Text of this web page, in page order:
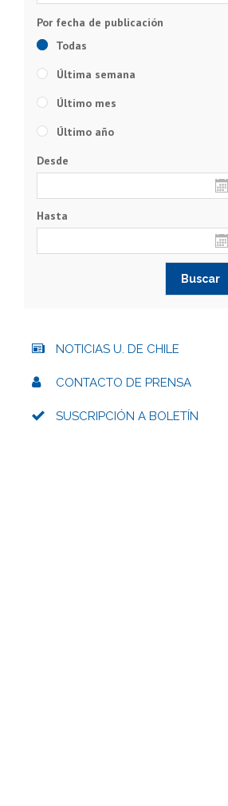
Todas
Última semana
Último mes
Último año
Desde
Hasta
NOTICIAS U. DE CHILE
CONTACTO DE PRENSA
SUSCRIPCIÓN A BOLETÍN